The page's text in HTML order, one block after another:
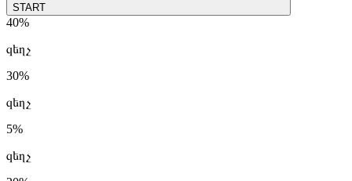
START
40%
զեղչ
30%
զեղչ
5%
զեղչ